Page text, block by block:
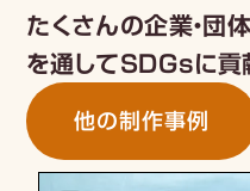
たくさんの企業・団
を通してSDGsに貢
他の制作事例